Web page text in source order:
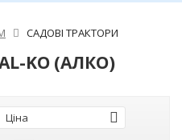
САДОВІ ТРАКТОРИ
KO (АЛКО)
Ціна